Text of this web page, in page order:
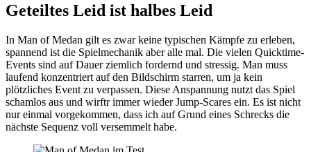
Geteiltes Leid ist halbes Leid
In Man of Medan gilt es zwar keine typischen Kämpfe zu erleben,
spannend ist die Spielmechanik aber alle mal. Die vielen Quicktime-
Events sind auf Dauer ziemlich fordernd und stressig. Man muss
laufend konzentriert auf den Bildschirm starren, um ja kein
plötzliches Event zu verpassen. Diese Anspannung nutzt das Spiel
schamlos aus und wirftr immer wieder Jump-Scares ein. Es ist nicht
nur einmal vorgekommen, dass ich auf Grund eines Schrecks die
nächste Sequenz voll versemmelt habe.